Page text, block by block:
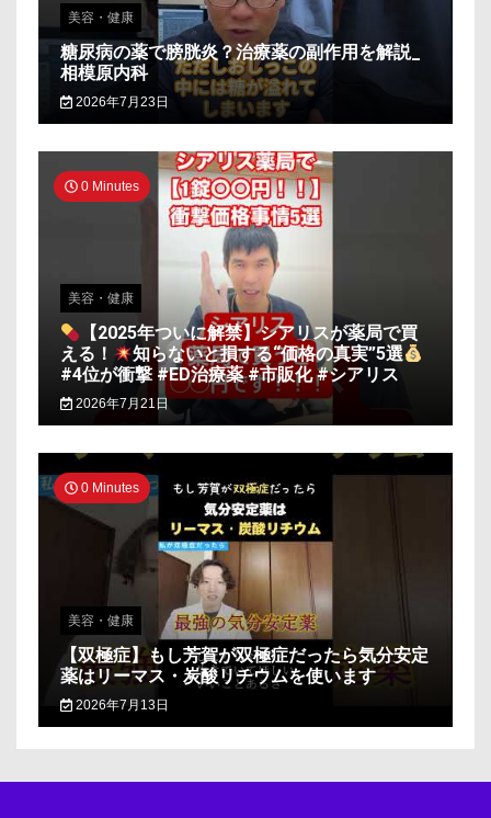
美容・健康
糖尿病の薬で膀胱炎？治療薬の副作用を解説_
相模原内科
2026年7月23日
0 Minutes
美容・健康
【2025年ついに解禁】シアリスが薬局で買
える！
知らないと損する“価格の真実”5選
#4位が衝撃 #ED治療薬 #市販化 #シアリス
2026年7月21日
0 Minutes
美容・健康
【双極症】もし芳賀が双極症だったら気分安定
薬はリーマス・炭酸リチウムを使います
2026年7月13日